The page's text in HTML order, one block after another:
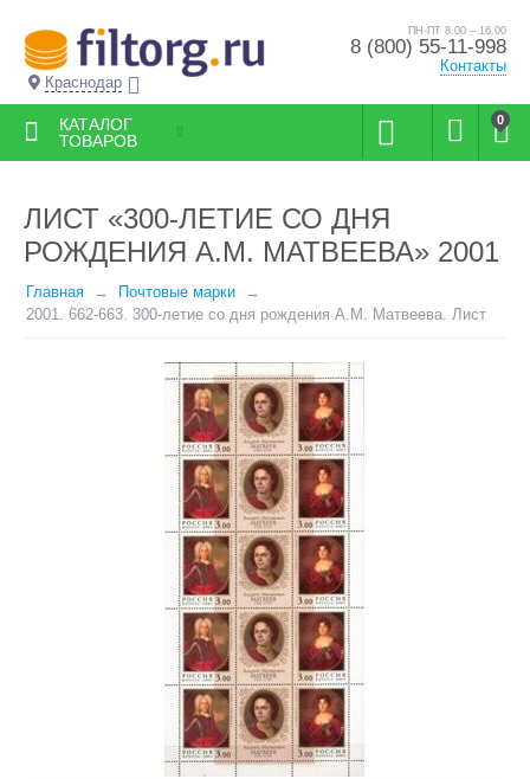
Краснодар
ПН-ПТ 8.00 – 16.00
8 (800) 55-11-998
Контакты
0
КАТАЛОГ
ТОВАРОВ
ЛИСТ «300-ЛЕТИЕ СО ДНЯ
РОЖДЕНИЯ А.М. МАТВЕЕВА» 2001
Главная
Почтовые марки
2001. 662-663. 300-летие со дня рождения А.М. Матвеева. Лист